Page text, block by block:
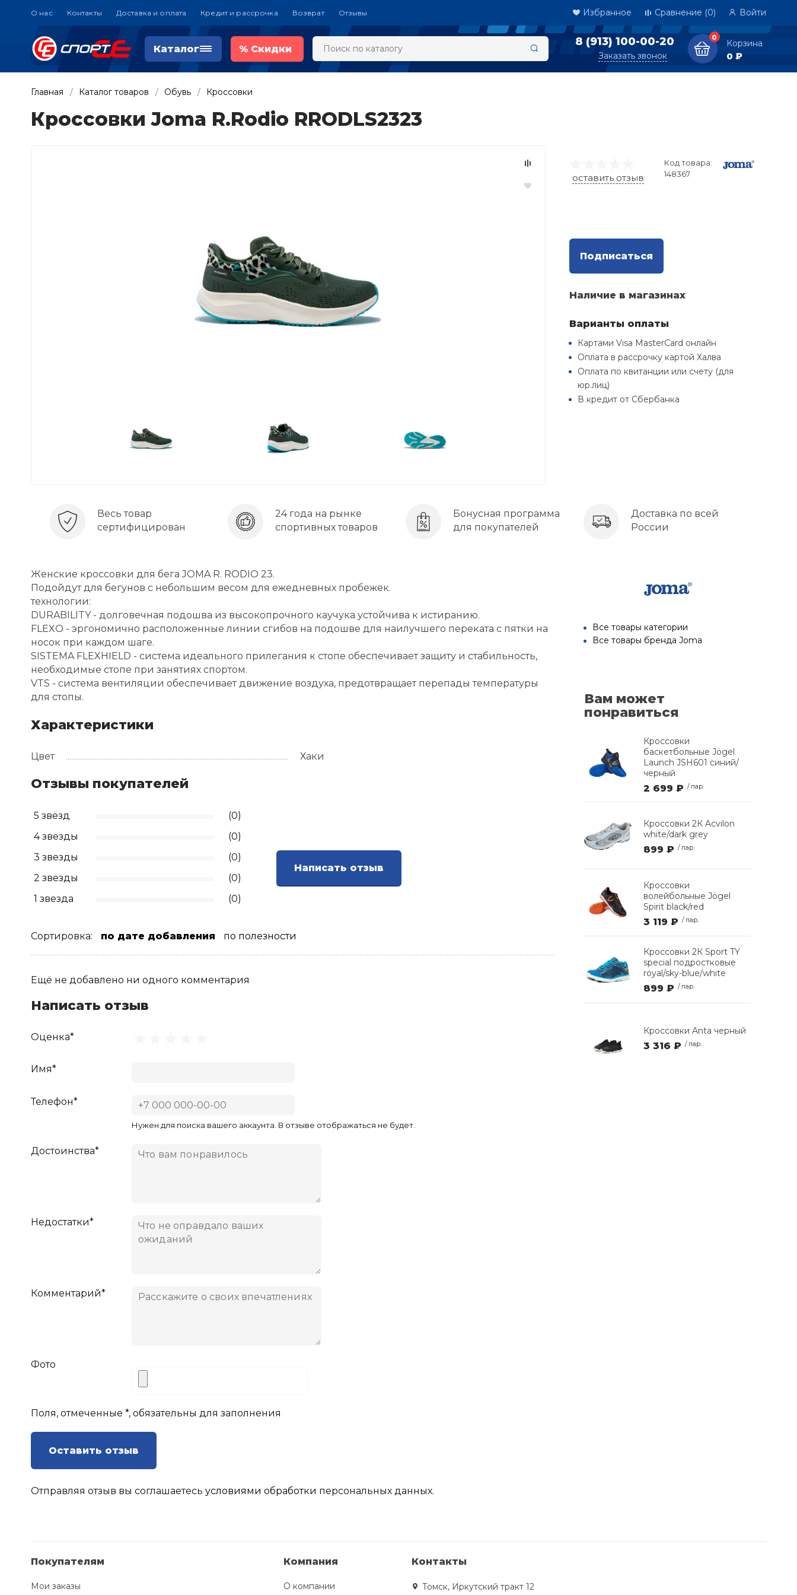
О нас Контакты Доставка и оплата Кредит и рассрочка Возврат Отзывы Избранное Сравнение (0) Войти
Каталог % Скидки
8 (913) 100-00-20
Заказать звонок
0
Корзина
0 ₽
Главная Каталог товаров Обувь Кроссовки
Кроссовки Joma R.Rodio RRODLS2323
оставить отзыв
Код товара:
148367
Подписаться
Наличие в магазинах
Варианты оплаты
Картами Visa MasterCard онлайн
Оплата в рассрочку картой Халва
Оплата по квитанции или счету (для
юр.лиц)
В кредит от Сбербанка
Весь товар
сертифицирован
24 года на рынке
спортивных товаров
Бонусная программа
для покупателей
Доставка по всей
России
Женские кроссовки для бега JOMA R. RODIO 23.
Подойдут для бегунов с небольшим весом для ежедневных пробежек.
технологии:
DURABILITY - долговечная подошва из высокопрочного каучука устойчива к истиранию.
FLEXO - эргономично расположенные линии сгибов на подошве для наилучшего переката с пятки на
носок при каждом шаге.
SISTEMA FLEXHIELD - система идеального прилегания к стопе обеспечивает защиту и стабильность,
необходимые стопе при занятиях спортом.
VTS - система вентиляции обеспечивает движение воздуха, предотвращает перепады температуры
для стопы.
Характеристики
Цвет Хаки
Отзывы покупателей
5 звёзд
(0)
4 звезды
(0)
3 звезды
(0)
2 звезды
(0)
1 звезда
(0)
Написать отзыв
Сортировка: по дате добавления по полезности
Ещё не добавлено ни одного комментария
Написать отзыв
Оценка*
Имя*
Телефон*
Нужен для поиска вашего аккаунта. В отзыве отображаться не будет.
Достоинства*
Недостатки*
Комментарий*
Фото
Поля, отмеченные *, обязательны для заполнения
Оставить отзыв
Отправляя отзыв вы соглашаетесь условиями обработки персональных данных.
Все товары категории
Все товары бренда Joma
Вам может
понравиться
Кроссовки
баскетбольные Jögel
Launch JSH601 синий/
черный
2 699 ₽ / пар.
Кроссовки 2К Acvilon
white/dark grey
899 ₽ / пар.
Кроссовки
волейбольные Jögel
Spirit black/red
3 119 ₽ / пар.
Кроссовки 2К Sport TY
special подростковые
royal/sky-blue/white
899 ₽ / пар.
Кроссовки Anta черный
3 316 ₽ / пар.
Покупателям
Мои заказы
Компания
О компании
Контакты
Томск, Иркутский тракт 12